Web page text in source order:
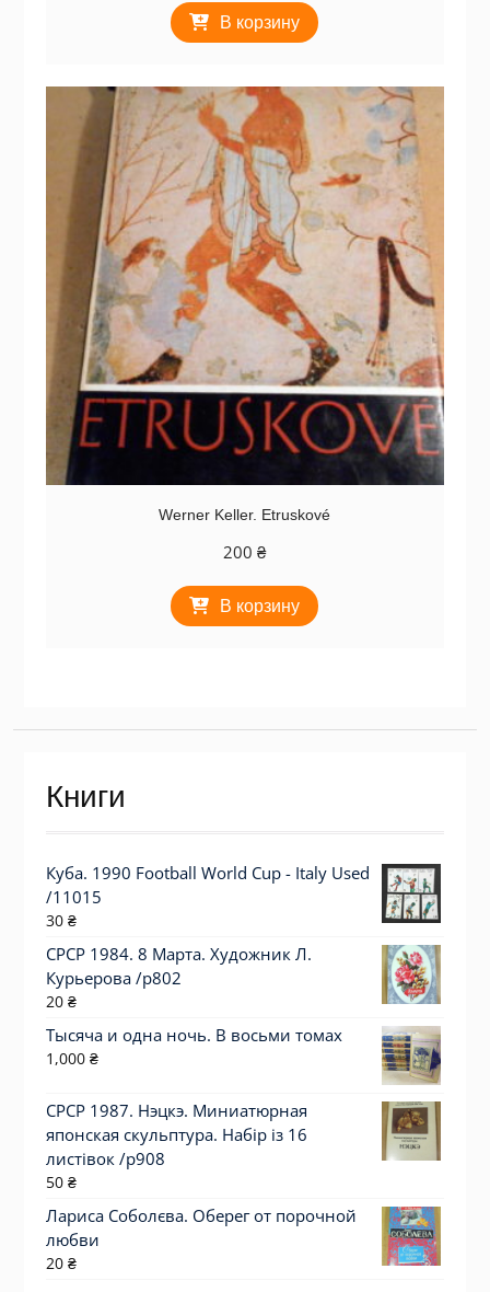
В корзину
Werner Keller. Etruskové
200₴
В корзину
Книги
Куба. 1990 Football World Cup - Italy Used
/11015
30 ₴
СРСР 1984. 8 Марта. Художник Л.
Курьерова /р802
20 ₴
Тысяча и одна ночь. В восьми томах
1,000 ₴
СРСР 1987. Нэцкэ. Миниатюрная
японская скульптура. Набір із 16
листівок /р908
50 ₴
Лариса Соболєва. Оберег от порочной
любви
20 ₴